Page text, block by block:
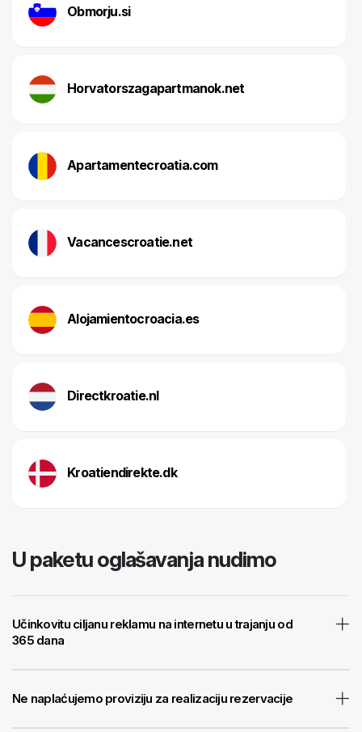
Obmorju.si
Horvatorszagapartmanok.net
Apartamentecroatia.com
Vacancescroatie.net
Alojamientocroacia.es
Directkroatie.nl
Kroatiendirekte.dk
U paketu oglašavanja nudimo
Učinkovitu ciljanu reklamu na internetu u trajanju od
365 dana
Ne naplaćujemo proviziju za realizaciju rezervacije